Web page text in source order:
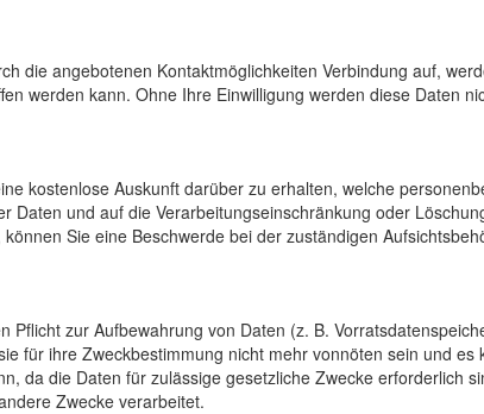
die angebotenen Kontaktmöglichkeiten Verbindung auf,
werden kann. Ohne Ihre Einwilligung werden diese Daten
kostenlose Auskunft darüber zu erhalten, welche
Daten und auf die Verarbeitungseinschränkung oder
Sie eine Beschwerde bei der zuständigen
Pflicht zur Aufbewahrung von Daten (z. B.
für ihre Zweckbestimmung nicht mehr vonnöten sein und
da die Daten für zulässige gesetzliche Zwecke erforderlich
Zwecke verarbeitet.